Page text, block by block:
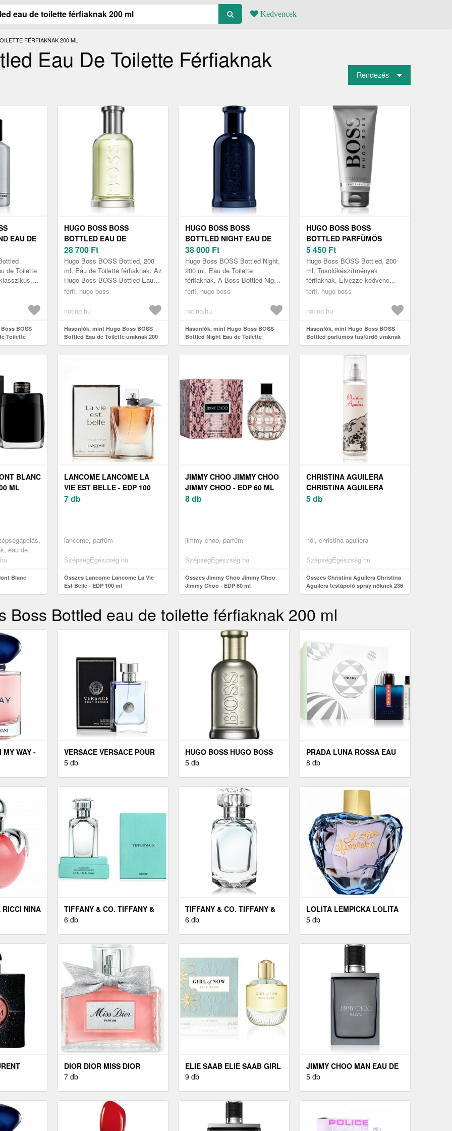
Kedvencek
FÉRFIAKNAK 200 ML
Eau De Toilette Férfiaknak
Rendezés
EAU DE
de Toilette
és a
BOSS
Toilette
ml
HUGO BOSS BOSS
BOTTLED EAU DE
TOILETTE URAKNAK 200
ML
28 700 Ft
Hugo Boss BOSS Bottled, 200
ml, Eau de Toilette férfiaknak, Az
Hugo Boss BOSS Bottled Eau
de Toilette a 21. századi férfi
férfi, hugo boss
notino.hu
Hasonlók, mint Hugo Boss BOSS
Bottled Eau de Toilette uraknak 200
ml
HUGO BOSS BOSS
BOTTLED NIGHT EAU DE
TOILETTE URAKNAK 200
ML
38 000 Ft
Hugo Boss BOSS Bottled Night,
200 ml, Eau de Toilette
férfiaknak, A Boss Bottled Night
férfi Eau de Toilette egyenesen
férfi, hugo boss
notino.hu
Hasonlók, mint Hugo Boss BOSS
Bottled Night Eau de Toilette
uraknak 200 ml
HUGO BOSS BOSS
BOTTLED PARFÜMÖS
TUSFÜRDŐ URAKNAK 200
ML
5 450 Ft
Hugo Boss BOSS Bottled, 200
ml, Tusolókészítmények
férfiaknak, Élvezze kedvenc
illatát tusolás közben is. A Hugo
tusfürd...
férfi, hugo boss
notino.hu
Hasonlók, mint Hugo Boss BOSS
Bottled parfümös tusfürdő uraknak
200 ml
BLANC
ML
eau de
Blanc
LANCOME LANCOME LA
VIE EST BELLE - EDP 100
ML
7 db
lancome, parfüm
SzépségEgészség.hu
Összes Lancome Lancome La Vie
Est Belle - EDP 100 ml
JIMMY CHOO JIMMY CHOO
JIMMY CHOO - EDP 60 ML
8 db
jimmy choo, parfüm
SzépségEgészség.hu
Összes Jimmy Choo Jimmy Choo
Jimmy Choo - EDP 60 ml
CHRISTINA AGUILERA
CHRISTINA AGUILERA
TESTÁPOLÓ SPRAY
5 db
női, christina aguilera
SzépségEgészség.hu
Összes Christina Aguilera Christina
Aguilera testápoló spray nőknek 236
ml
Boss Bottled eau de toilette férfiaknak 200 ml
MY WAY -
VERSACE VERSACE POUR
HOMME - EDT 100 ML
5 db
HUGO BOSS HUGO BOSS
BOSS BOTTLED - EDP 100
5 db
PRADA LUNA ROSSA EAU
DE TOILETTE FÉRFIAKNAK
8 db
RICCI NINA
TIFFANY & CO. TIFFANY &
CO. EAU DE PARFUM
6 db
TIFFANY & CO. TIFFANY &
CO. EAU DE PARFUM
6 db
LOLITA LEMPICKA LOLITA
LEMPICKA LOLITA
5 db
PARFÜM
DIOR DIOR MISS DIOR
PARFUM - PARFÜM 50 ML
7 db
ELIE SAAB ELIE SAAB GIRL
OF NOW - EDP 90 ML
9 db
JIMMY CHOO MAN EAU DE
TOILETTE URAKNAK 50 ML
5 db